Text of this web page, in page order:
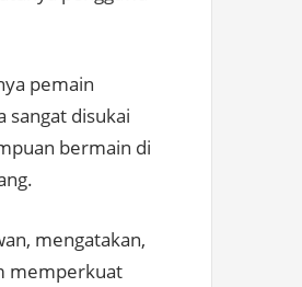
pemain
sangat disukai
bermain di
mengatakan,
memperkuat